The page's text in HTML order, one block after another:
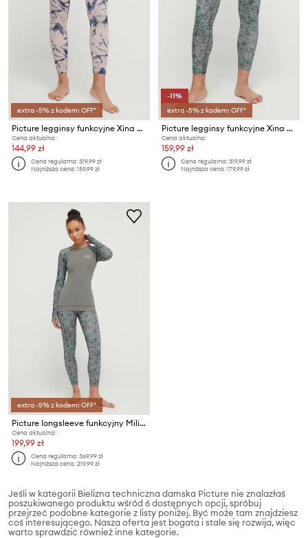
extra -5% z kodem: OFF*
Picture legginsy funkcyjne Xina Printed
Cena aktualna:
144,99 zł
Cena regularna:319,99 zł
Najniższa cena:159,99 zł
-11%
extra -5% z kodem: OFF*
Picture legginsy funkcyjne Xina Printed
Cena aktualna:
159,99 zł
Cena regularna:319,99 zł
Najniższa cena:179,99 zł
extra -5% z kodem: OFF*
Picture longsleeve funkcyjny Milita Printed
Cena aktualna:
199,99 zł
Cena regularna:369,99 zł
Najniższa cena:219,99 zł
Jeśli w kategorii Bielizna techniczna damska Picture nie znalazłaś
poszukiwanego produktu wśród 6 dostępnych opcji, spróbuj
przejrzeć podobne kategorie z listy poniżej. Być może tam znajdziesz
coś interesującego. Nasza oferta jest bogata i stale się rozwija, więc
warto sprawdzić również inne kategorie.